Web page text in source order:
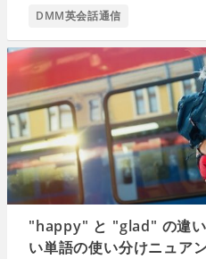
DMM英会話通信
"happy" と "glad" の違い
い単語の使い分けニュア